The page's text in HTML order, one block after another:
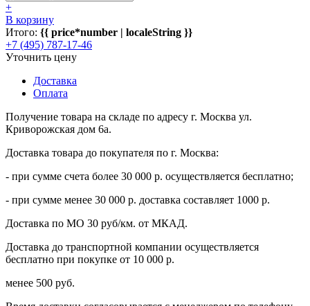
+
В корзину
Итого: {{ price*number | localeString }}
+7 (495) 787-17-46
Уточнить цену
Доставка
Оплата
Получение товара на складе по адресу г. Москва ул.
Криворожская дом 6а.
Доставка товара до покупателя по г. Москва:
- при сумме счета более 30 000 р. осуществляется бесплатно;
- при сумме менее 30 000 р. доставка составляет 1000 р.
Доставка по МО 30 руб/км. от МКАД.
Доставка до транспортной компании осуществляется
бесплатно при покупке от 10 000 р.
менее 500 руб.